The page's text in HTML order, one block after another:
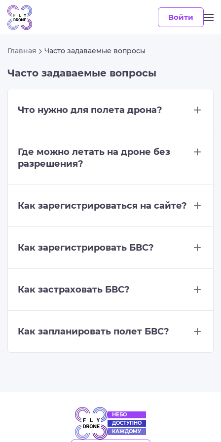
Войти
Главная Часто задаваемые вопросы
Часто задаваемые вопросы
Что нужно для полета дрона?
Где можно летать на дроне без
разрешения?
Как зарегистрироваться на сайте?
Как зарегистрировать БВС?
Как застраховать БВС?
Как запланировать полет БВС?
НЕБО
ДОСТУПНО
КАЖДОМУ